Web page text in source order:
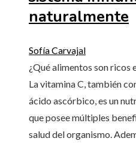
naturalmente
Sofía Carvajal
¿Qué alimentos son ricos
La vitamina C, también
ácido ascórbico, es un
que posee múltiples
salud del organismo.